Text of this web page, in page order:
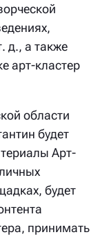
д., а также
арт-кластер
области
будет
Арт-
будет
принимать